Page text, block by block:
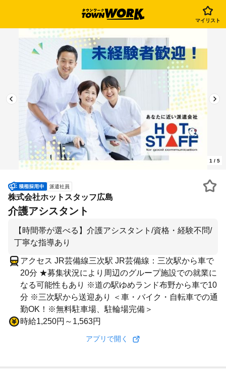
マイリスト
1 / 5
派遣社員
株式会社ホットスタッフ広島
介護アシスタント
【時間帯が選べる】介護アシスタント/資格・経験不問/
丁寧な指導あり
アクセス JR芸備線三次駅 JR芸備線：三次駅から車で
20分 ★募集状況により周辺のグループ施設での就業に
なる可能性もあり ※道の駅ゆめランド布野から車で10
分 ※三次駅から送迎あり ＜車・バイク・自転車での通
勤OK！※無料駐車場、駐輪場完備＞
時給1,250円～1,563円
アプリで開く